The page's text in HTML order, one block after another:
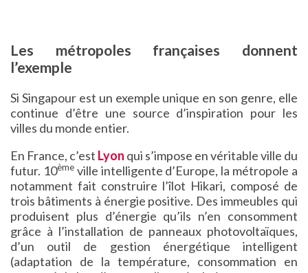
Les métropoles françaises donnent
l’exemple
Si Singapour est un exemple unique en son genre, elle
continue d’être une source d’inspiration pour les
villes du monde entier.
En France, c’est Lyon qui s’impose en véritable ville du
futur. 10èmeville intelligente d’Europe, la métropole a
notamment fait construire l’îlot Hikari, composé de
trois bâtiments à énergie positive. Des immeubles qui
produisent plus d’énergie qu’ils n’en consomment
grâce à l’installation de panneaux photovoltaïques,
d’un outil de gestion énergétique intelligent
(adaptation de la température, consommation en